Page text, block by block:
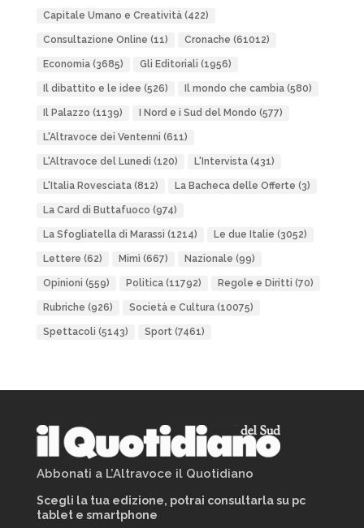
Capitale Umano e Creatività(422)
Consultazione Online (11) Cronache (61012)
Economia(3685) Gli Editoriali (1956)
Il dibattito e le idee (526) Il mondo che cambia(580)
Il Palazzo (1139) I Nord e i Sud del Mondo (577)
L'Altravoce dei Ventenni (611)
L'Altravoce del Lunedì (120) L'Intervista(431)
L'Italia Rovesciata(812) La Bacheca delle Offerte (3)
La Card di Buttafuoco (974)
La Sfogliatella di Marassi (1214) Le due Italie (3052)
Lettere (62) Mimì (667) Nazionale (99)
Opinioni (559) Politica(11792) Regole e Diritti (70)
Rubriche (926) Società e Cultura(10075)
Spettacoli (5143) Sport(7461)
Abbonati a L’Altravoce il Quotidiano
Scegli la tua edizione, potrai consultarla su pc
tablet e smartphone